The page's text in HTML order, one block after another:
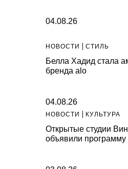
04.08.26
НОВОСТИ СТИЛЬ
Белла Хадид стала
бренда alo
04.08.26
НОВОСТИ КУЛЬТУРА
Открытые студии
объявили программу